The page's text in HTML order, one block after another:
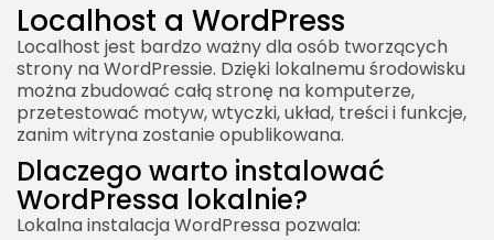
Localhost a WordPress
Localhost jest bardzo ważny dla osób tworzących
strony na WordPressie. Dzięki lokalnemu środowisku
można zbudować całą stronę na komputerze,
przetestować motyw, wtyczki, układ, treści i funkcje,
zanim witryna zostanie opublikowana.
Dlaczego warto instalować
WordPressa lokalnie?
Lokalna instalacja WordPressa pozwala: